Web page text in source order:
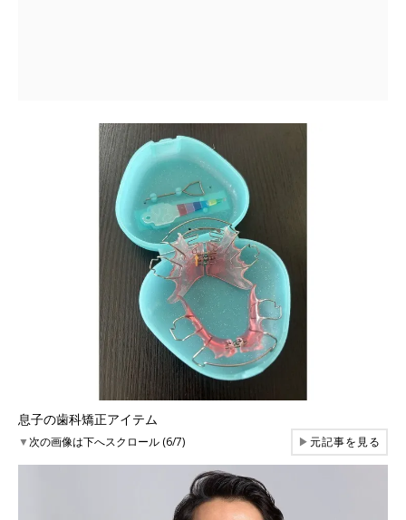
息子の歯科矯正アイテム
▼次の画像は下へスクロール (6/7) ▶元記事を見る